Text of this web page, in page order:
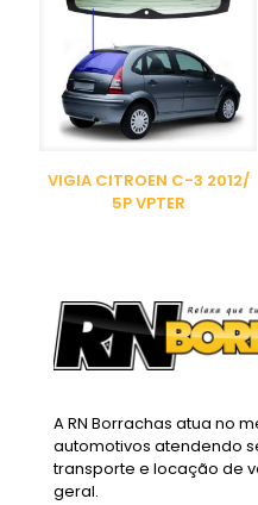
VIGIA CITROEN C-3 2012/
5P VPTER
A RN Borrachas atua no
automotivos atendendo
transporte e locação de
geral.